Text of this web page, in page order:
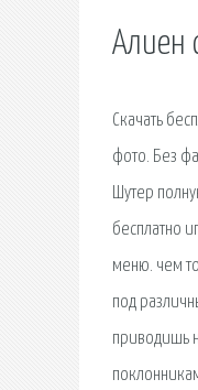
Алиен
Скачать
фото. Без
Шутер
бесплатно
меню. чем
под
приводишь